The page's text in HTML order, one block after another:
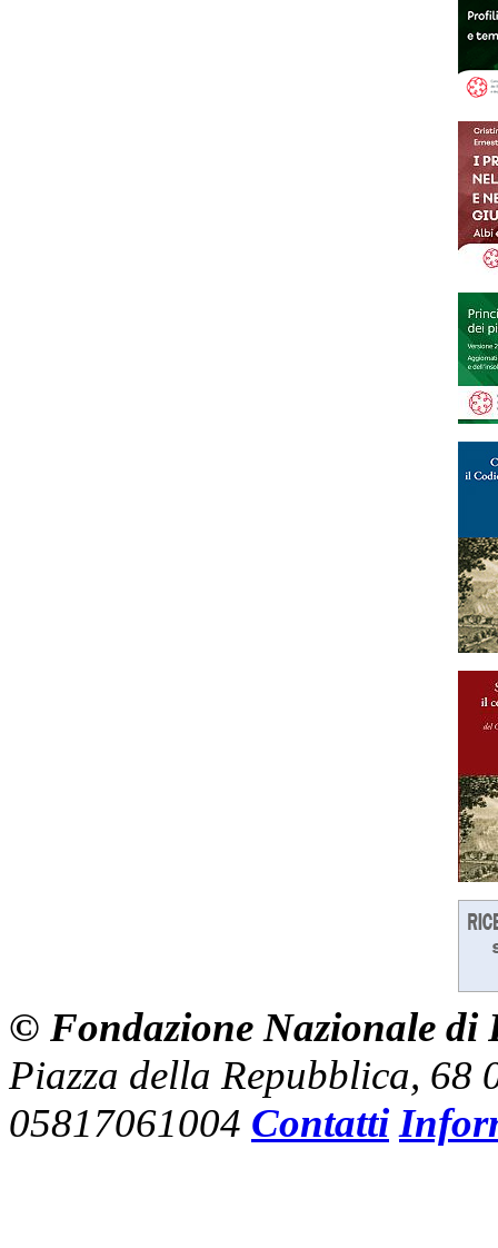
© Fondazione Nazionale di
Piazza della Repubblica, 68
05817061004 Contatti